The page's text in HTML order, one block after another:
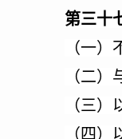
第三十
（一
（二
（三
（四